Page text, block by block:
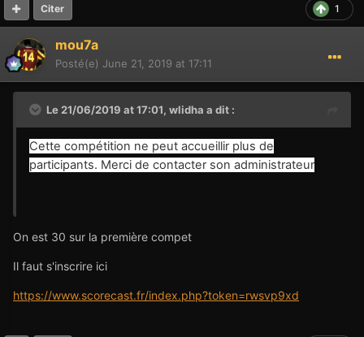
1
Citer
mou7a
Posté(e) June 21, 2019 at 17:11
Le 21/06/2019 at 17:01, wlidha a dit :
Cette compétition ne peut accueillir plus de
participants. Merci de contacter son administrateur
On est 30 sur la première compet
Il faut s'inscrire ici
https://www.scorecast.fr/index.php?token=rwsvp9xd